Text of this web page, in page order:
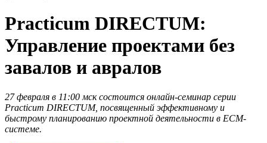
Practicum DIRECTUM:
Управление проектами без
завалов и авралов
27 февраля в 11:00 мск состоится онлайн-семинар серии
Practicum DIRECTUM, посвященный эффективному и
быстрому планированию проектной деятельности в ЕСМ-
системе.